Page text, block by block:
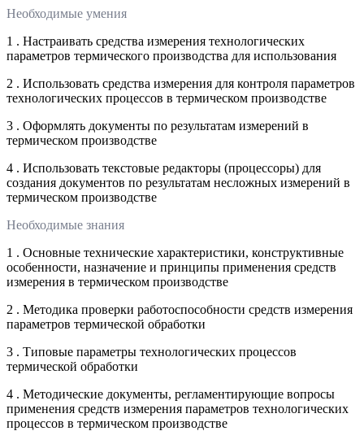
Необходимые умения
1 . Настраивать средства измерения технологических
параметров термического производства для использования
2 . Использовать средства измерения для контроля параметров
технологических процессов в термическом производстве
3 . Оформлять документы по результатам измерений в
термическом производстве
4 . Использовать текстовые редакторы (процессоры) для
создания документов по результатам несложных измерений в
термическом производстве
Необходимые знания
1 . Основные технические характеристики, конструктивные
особенности, назначение и принципы применения средств
измерения в термическом производстве
2 . Методика проверки работоспособности средств измерения
параметров термической обработки
3 . Типовые параметры технологических процессов
термической обработки
4 . Методические документы, регламентирующие вопросы
применения средств измерения параметров технологических
процессов в термическом производстве